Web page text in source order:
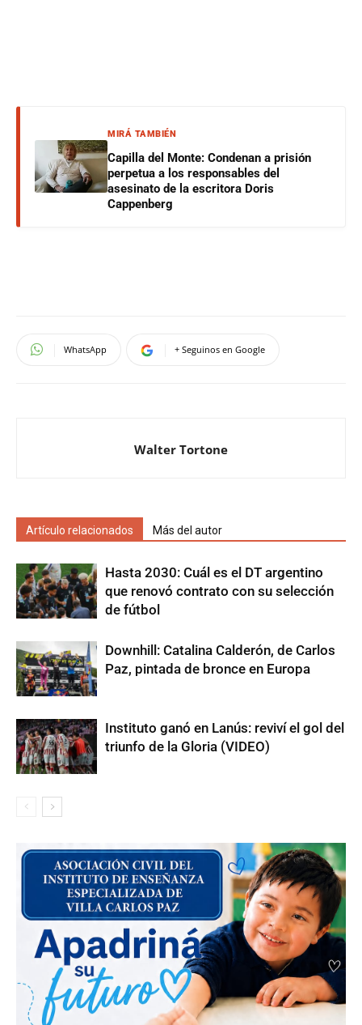
MIRÁ TAMBIÉN
Capilla del Monte: Condenan a prisión
perpetua a los responsables del
asesinato de la escritora Doris
Cappenberg
WhatsApp + Seguinos en Google
Walter Tortone
Artículo relacionados Más del autor
Hasta 2030: Cuál es el DT argentino
que renovó contrato con su selección
de fútbol
Downhill: Catalina Calderón, de Carlos
Paz, pintada de bronce en Europa
Instituto ganó en Lanús: reviví el gol del
triunfo de la Gloria (VIDEO)